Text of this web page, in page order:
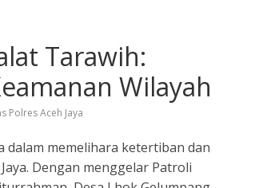
Tarawih:
Wilayah
Polres Aceh Jaya
dalam memelihara ketertiban dan
Dengan menggelar Patroli